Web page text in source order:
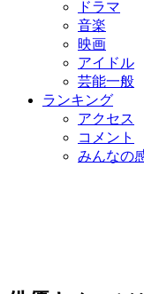
ドラマ
音楽
映画
アイドル
芸能一般
ランキング
アクセス
コメント
みんなの